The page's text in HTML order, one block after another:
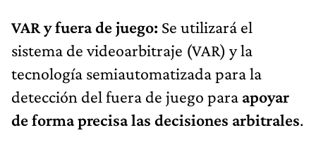
VAR y fuera de juego: Se utilizará el
sistema de videoarbitraje (VAR) y la
tecnología semiautomatizada para la
detección del fuera de juego para apoyar
de forma precisa las decisiones arbitrales.